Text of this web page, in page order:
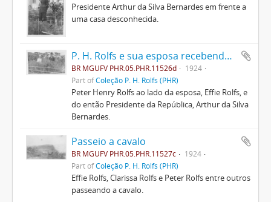
Presidente Arthur da Silva Bernardes em frente a
uma casa desconhecida.
P. H. Rolfs e sua esposa recebendo Arthur Bernardes
BR MGUFV PHR.05.PHR.11526d
1924
Part ofColeção P. H. Rolfs (PHR)
Peter Henry Rolfs ao lado da esposa, Effie Rolfs, e
do então Presidente da República, Arthur da Silva
Bernardes.
Passeio a cavalo
BR MGUFV PHR.05.PHR.11527c
1924
Part ofColeção P. H. Rolfs (PHR)
Effie Rolfs, Clarissa Rolfs e Peter Rolfs entre outros
passeando a cavalo.